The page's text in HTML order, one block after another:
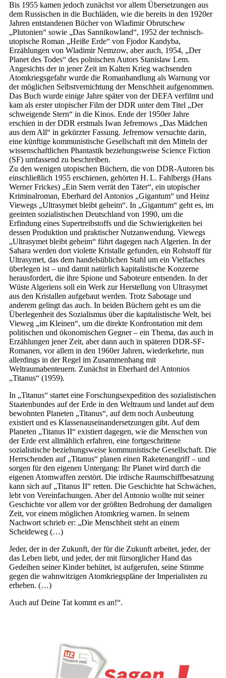
Bis 1955 kamen jedoch zunächst vor allem Übersetzungen aus
dem Russischen in die Buchläden, wie die bereits in den 1920er
Jahren entstandenen Bücher von Wladimir Obrutschew
„Plutonien“ sowie „Das Sannikowland“, 1952 der technisch-
utopische Roman „Heiße Erde“ von Fjodor Kandyba,
Erzählungen von Wladimir Nemzow, aber auch, 1954, „Der
Planet des Todes“ des polnischen Autors Stanislaw Lem.
Angesichts der in jener Zeit im Kalten Krieg wachsenden
Atomkriegsgefahr wurde die Romanhandlung als Warnung vor
der möglichen Selbstvernichtung der Menschheit aufgenommen.
Das Buch wurde einige Jahre später von der DEFA verfilmt und
kam als erster utopischer Film der DDR unter dem Titel „Der
schweigende Stern“ in die Kinos. Ende der 1950er Jahre
erschien in der DDR erstmals Iwan Jefremows „Das Mädchen
aus dem All“ in gekürzter Fassung. Jefremow versuchte darin,
eine künftige kommunistische Gesellschaft mit den Mitteln der
wissenschaftlichen Phantastik beziehungsweise Science Fiction
(SF) umfassend zu beschreiben.
Zu den wenigen utopischen Büchern, die von DDR-Autoren bis
einschließlich 1955 erschienen, gehörten H. L. Fahlbergs (Hans
Werner Frickes) „Ein Stern verrät den Täter“, ein utopischer
Kriminalroman, Eberhard del Antonios „Gigantum“ und Heinz
Viewegs „Ultrasymet bleibt geheim“. In „Gigantum“ geht es, im
geeinten sozialistischen Deutschland von 1990, um die
Erfindung eines Supertreibstoffs und die Schwierigkeiten bei
dessen Produktion und praktischer Nutzanwendung. Viewegs
„Ultrasymet bleibt geheim“ führt dagegen nach Algerien. In der
Sahara werden dort violette Kristalle gefunden, ein Rohstoff für
Ultrasymet, das dem handelsüblichen Stahl um ein Vielfaches
überlegen ist – und damit natürlich kapitalistische Konzerne
herausfordert, die ihre Spione und Saboteure entsenden. In der
Wüste Algeriens soll ein Werk zur Herstellung von Ultrasymet
aus den Kristallen aufgebaut werden. Trotz Sabotage und
anderem gelingt das auch. In beiden Büchern geht es um die
Überlegenheit des Sozialismus über die kapitalistische Welt, bei
Vieweg „im Kleinen“, um die direkte Konfrontation mit dem
politischen und ökonomischen Gegner – ein Thema, das auch in
Erzählungen jener Zeit, aber dann auch in späteren DDR-SF-
Romanen, vor allem in den 1960er Jahren, wiederkehrte, nun
allerdings in der Regel im Zusammenhang mit
Weltraumabenteuern. Zunächst in Eberhard del Antonios
„Titanus“ (1959).
In „Titanus“ startet eine Forschungsexpedition des sozialistischen
Staatenbundes auf der Erde in den Weltraum und landet auf dem
bewohnten Planeten „Titanus“, auf dem noch Ausbeutung
existiert und es Klassenauseinandersetzungen gibt. Auf dem
Planeten „Titanus II“ existiert dagegen, wie die Menschen von
der Erde erst allmählich erfahren, eine fortgeschrittene
sozialistische beziehungsweise kommunistische Gesellschaft. Die
Herrschenden auf „Titanus“ planen einen Raketenangriff – und
sorgen für den eigenen Untergang: Ihr Planet wird durch die
eigenen Atomwaffen zerstört. Die irdische Raumschiffbesatzung
kann sich auf „Titanus II“ retten. Die Geschichte hat Schwächen,
lebt von Vereinfachungen. Aber del Antonio wollte mit seiner
Geschichte vor allem vor der größten Bedrohung der damaligen
Zeit, vor einem möglichen Atomkrieg warnen. In seinem
Nachwort schrieb er: „Die Menschheit steht an einem
Scheideweg (…)
Jeder, der in der Zukunft, der für die Zukunft arbeitet, jeder, der
das Leben liebt, und jeder, der mit fürsorglicher Hand das
Gedeihen seiner Kinder behütet, ist aufgerufen, seine Stimme
gegen die wahnwitzigen Atomkriegspläne der Imperialisten zu
erheben. (…)
Auch auf Deine Tat kommt es an!“.